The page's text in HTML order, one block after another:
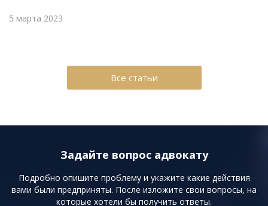
5 марта 2023
Все статьи
Задайте вопрос адвокату
Подробно опишите проблему и укажите какие действия
вами были предприняты. После изложите свои вопросы, на
которые хотели бы получить ответы.